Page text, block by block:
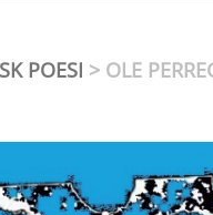
POESI > OLE